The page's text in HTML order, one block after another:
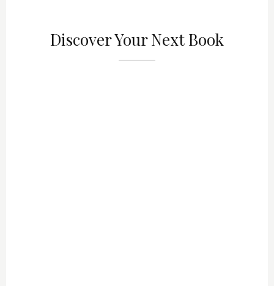
Discover Your Next Book